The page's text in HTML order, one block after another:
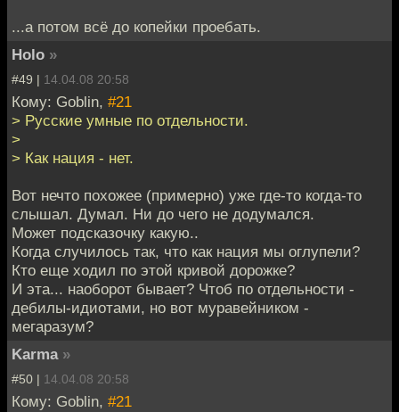
...а потом всё до копейки проебать.
Holo »
#49 | 14.04.08 20:58
Кому: Goblin, #21
> Русские умные по отдельности.
>
> Как нация - нет.
Вот нечто похожее (примерно) уже где-то когда-то
слышал. Думал. Ни до чего не додумался.
Может подсказочку какую..
Когда случилось так, что как нация мы оглупели?
Кто еще ходил по этой кривой дорожке?
И эта... наоборот бывает? Чтоб по отдельности -
дебилы-идиотами, но вот муравейником -
мегаразум?
Karma »
#50 | 14.04.08 20:58
Кому: Goblin, #21